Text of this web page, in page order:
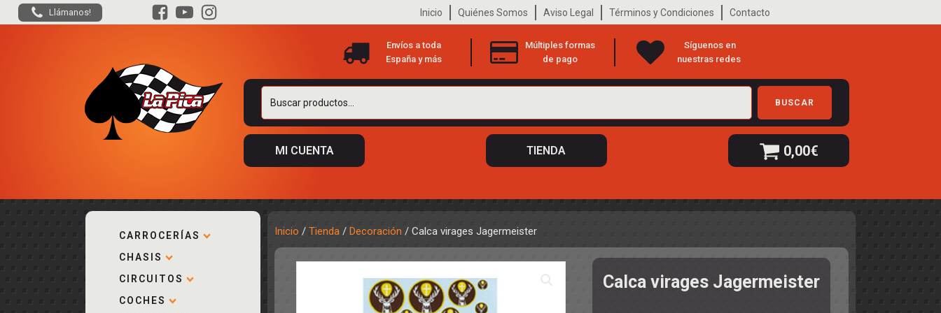
Llámanos! Inicio Quiénes Somos Aviso Legal Términos y Condiciones Contacto
Envíos a toda
España y más
Múltiples formas
de pago
Síguenos en
nuestras redes
Buscar
BUSCAR
MI CUENTA TIENDA 0,00€
CARROCERÍAS
CHASIS
CIRCUITOS
COCHES
Inicio / Tienda / Decoración / Calca virages Jagermeister
Calca virages Jagermeister